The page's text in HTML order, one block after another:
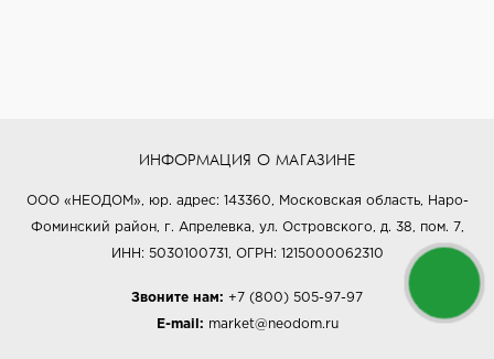
ИНФОРМАЦИЯ О МАГАЗИНЕ
ООО «НЕОДОМ», юр. адрес: 143360, Московская область, Наро-
Фоминский район, г. Апрелевка, ул. Островского, д. 38, пом. 7,
ИНН: 5030100731, ОГРН: 1215000062310
Звоните нам: +7 (800) 505-97-97
E-mail: market@neodom.ru